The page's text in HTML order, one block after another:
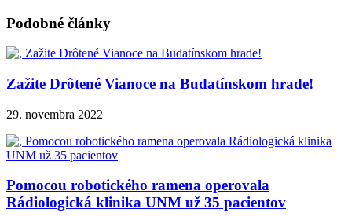
Podobné články
Zažite Drôtené Vianoce na Budatínskom hrade!
29. novembra 2022
Pomocou robotického ramena operovala
Rádiologická klinika UNM už 35 pacientov